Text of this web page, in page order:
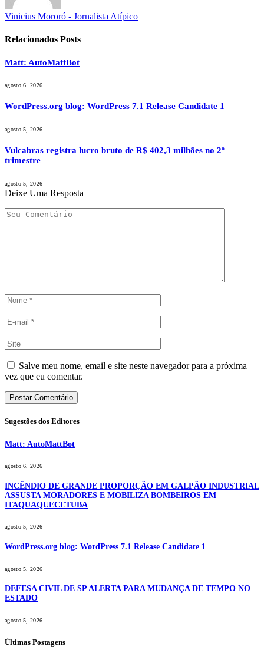
Vinicius Mororó - Jornalista Atípico
Relacionados Posts
Matt: AutoMattBot
agosto 6, 2026
WordPress.org blog: WordPress 7.1 Release Candidate 1
agosto 5, 2026
Vulcabras registra lucro bruto de R$ 402,3 milhões no 2º
trimestre
agosto 5, 2026
Deixe Uma Resposta
Salve meu nome, email e site neste navegador para a próxima
vez que eu comentar.
Sugestões dos Editores
Matt: AutoMattBot
agosto 6, 2026
INCÊNDIO DE GRANDE PROPORÇÃO EM GALPÃO INDUSTRIAL
ASSUSTA MORADORES E MOBILIZA BOMBEIROS EM
ITAQUAQUECETUBA
agosto 5, 2026
WordPress.org blog: WordPress 7.1 Release Candidate 1
agosto 5, 2026
DEFESA CIVIL DE SP ALERTA PARA MUDANÇA DE TEMPO NO
ESTADO
agosto 5, 2026
Últimas Postagens